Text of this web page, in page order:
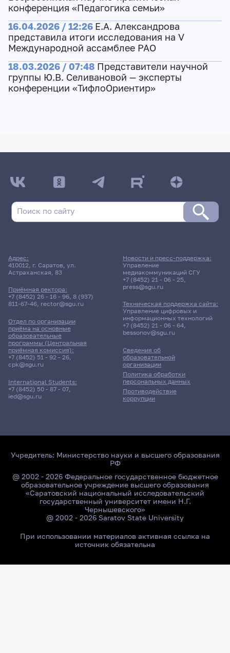
конференция «Педагогика семьи»
16.04.2026 / 12:26 Е.А. Александрова
представила итоги исследования на V
Международной ассамблее РАО
18.03.2026 / 07:48 Представители научной
группы Ю.В. Селивановой — эксперты
конференции «ТифлоОриентир»
Адрес:
410012, г. Саратов, ул.
Астраханская, 83
Приёмная ректора:
+7 (8452) 26 - 16 - 96, 8 (937)
811-67-46, rector@sgu.ru
Отдел по организации
приёма на основные
образовательные
программы (Центральная
приёмная комиссия):
+7 (8452) 51 - 92 - 26,
cpk@sgu.ru
International Students:
+7 (8452) 50 - 87 - 07,
ied@sgu.ru
Сведения об
образовательной
организации
Политика обработки
персональных данных
Противодействие
коррупции
Новости и пресс-поддержка:
Управление
медиакоммуникаций СГУ
+7 (8452) 21 - 06 - 25,
press@sgu.ru
Техническая поддержка сайта:
Управление цифровых и
информационных технологий
+7 (8452) 21 - 06 - 64,
bessonov@sgu.ru
Учредитель: Министерство науки и высшего образования
РФ
@ 2002 - 2026 Федеральное государственное бюджетное
образовательное учреждение высшего образования
«Саратовский национальный исследовательский
государственный университет имени Н.Г.
Чернышевского»
@ 2002 - 2026 Saratov State University
При использовании материалов активная ссылка на
источник обязательна